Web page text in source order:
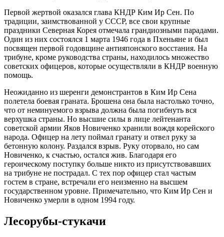
Первой жертвой оказался глава КНДР Ким Ир Сен. По
традиции, заимствованной у СССР, все свои крупные
праздники Северная Корея отмечала грандиозными парадами.
Один из них состоялся 1 марта 1946 года в Пхеньяне и был
посвящен первой годовщине антияпонского восстания. На
трибуне, кроме руководства страны, находилось множество
советских офицеров, которые осуществляли в КНДР военную
помощь.
Неожиданно из шеренги демонстрантов в Ким Ир Сена
полетела боевая граната. Брошена она была настолько точно,
что от неминуемого взрыва должна была погибнуть вся
верхушка страны. Но высшие силы в лице лейтенанта
советской армии Яков Новиченко хранили вождя корейского
народа. Офицер на лету поймал гранату и отвел руку за
бетонную колону. Раздался взрыв. Руку оторвало, но сам
Новиченко, к счастью, остался жив. Благодаря его
героическому поступку больше никто из присутствовавших
на трибуне не пострадал. С тех пор офицер стал частым
гостем в стране, встречали его неизменно на высшем
государственном уровне. Примечательно, что Ким Ир Сен и
Новиченко умерли в одном 1994 году.
Лесорубы-стукачи